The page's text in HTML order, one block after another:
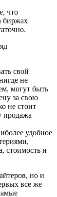
что
биржах
свой
не
могут быть
за свою
не стоит
продажа
удобное
стоимость и
но и
все же